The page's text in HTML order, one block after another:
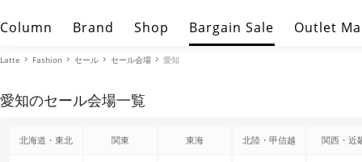
Column Brand Shop Bargain Sale Outlet
Latte Fashion セール セール会場 愛知
愛知のセール会場一覧
北海道・東北 関東 東海 北陸・甲信越 関西・近